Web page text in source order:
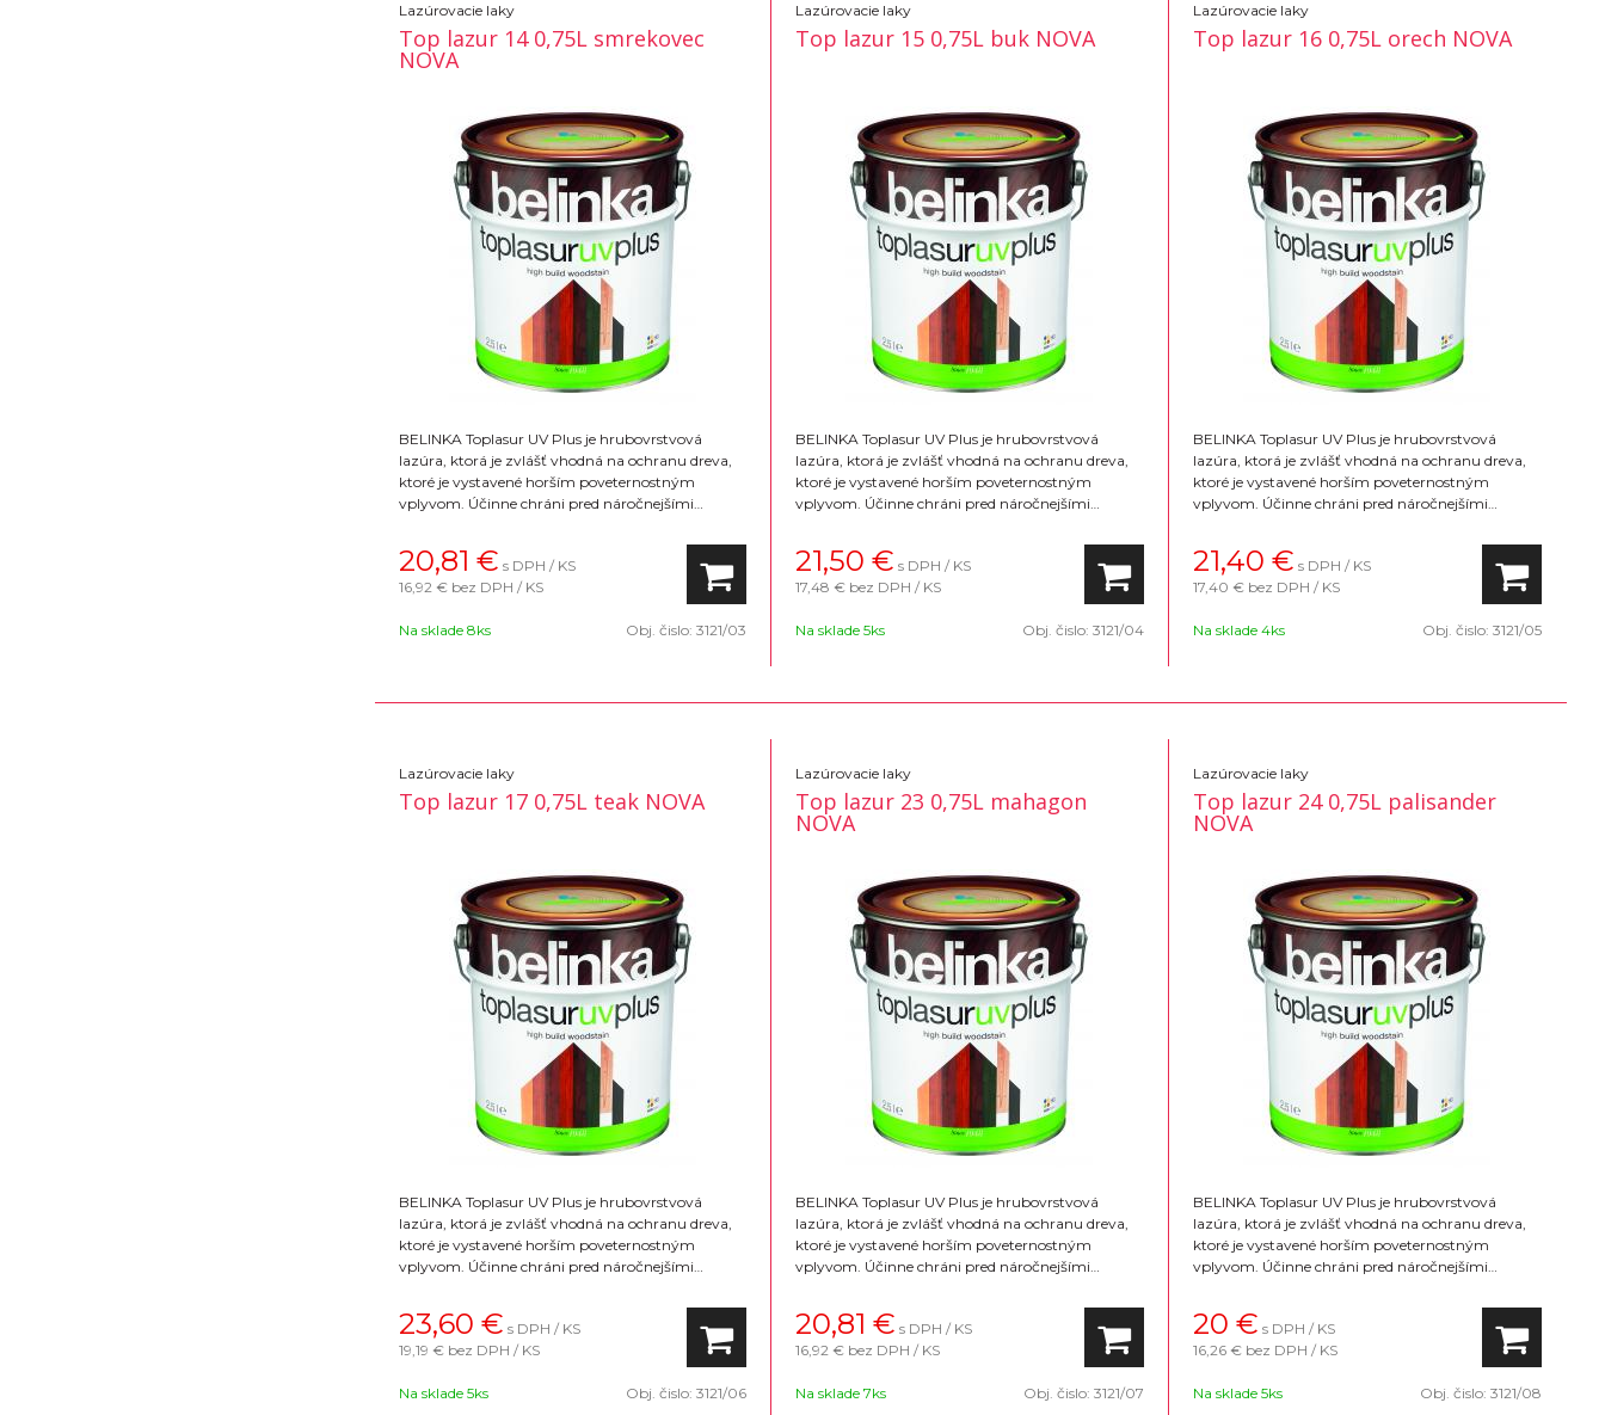
Lazúrovacie laky
Top lazur 14 0,75L smrekovec
NOVA
BELINKA Toplasur UV Plus je hrubovrstvová
lazúra, ktorá je zvlášť vhodná na ochranu dreva,
ktoré je vystavené horším poveternostným
vplyvom. Účinne chráni pred náročnejšími
okná a dvere. Konečný vzhľad povrchu je lesklý.
Na výber 16 farebných odtieňov
20,81 € s DPH / KS
16,92 € bez DPH / KS
Na sklade 8ks Obj. čislo:3121/03
Lazúrovacie laky
Top lazur 15 0,75L buk NOVA
BELINKA Toplasur UV Plus je hrubovrstvová
lazúra, ktorá je zvlášť vhodná na ochranu dreva,
ktoré je vystavené horším poveternostným
vplyvom. Účinne chráni pred náročnejšími
okná a dvere. Konečný vzhľad povrchu je lesklý.
Na výber 16 farebných odtieňov
21,50 € s DPH / KS
17,48 € bez DPH / KS
Na sklade 5ks Obj. čislo:3121/04
Lazúrovacie laky
Top lazur 16 0,75L orech NOVA
BELINKA Toplasur UV Plus je hrubovrstvová
lazúra, ktorá je zvlášť vhodná na ochranu dreva,
ktoré je vystavené horším poveternostným
vplyvom. Účinne chráni pred náročnejšími
okná a dvere. Konečný vzhľad povrchu je lesklý.
Na výber 16 farebných odtieňov
21,40 € s DPH / KS
17,40 € bez DPH / KS
Na sklade 4ks Obj. čislo: 3121/05
Lazúrovacie laky
Top lazur 17 0,75L teak NOVA
BELINKA Toplasur UV Plus je hrubovrstvová
lazúra, ktorá je zvlášť vhodná na ochranu dreva,
ktoré je vystavené horším poveternostným
vplyvom. Účinne chráni pred náročnejšími
okná a dvere. Konečný vzhľad povrchu je lesklý.
Na výber 16 farebných odtieňov
23,60 € s DPH / KS
19,19 € bez DPH / KS
Na sklade 5ks Obj. čislo:3121/06
Lazúrovacie laky
Top lazur 23 0,75L mahagon
NOVA
BELINKA Toplasur UV Plus je hrubovrstvová
lazúra, ktorá je zvlášť vhodná na ochranu dreva,
ktoré je vystavené horším poveternostným
vplyvom. Účinne chráni pred náročnejšími
okná a dvere. Konečný vzhľad povrchu je lesklý.
Na výber 16 farebných odtieňov
20,81 € s DPH / KS
16,92 € bez DPH / KS
Na sklade 7ks Obj. čislo:3121/07
Lazúrovacie laky
Top lazur 24 0,75L palisander
NOVA
BELINKA Toplasur UV Plus je hrubovrstvová
lazúra, ktorá je zvlášť vhodná na ochranu dreva,
ktoré je vystavené horším poveternostným
vplyvom. Účinne chráni pred náročnejšími
okná a dvere. Konečný vzhľad povrchu je lesklý.
Na výber 16 farebných odtieňov
20 € s DPH / KS
16,26 € bez DPH / KS
Na sklade 5ks Obj. čislo: 3121/08